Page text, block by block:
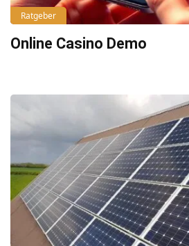
Ratgeber
Online Casino Demo